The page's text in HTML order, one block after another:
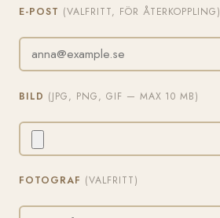
E-POST (VALFRITT, FÖR ÅTERKOPPLING)
BILD (JPG, PNG, GIF — MAX 10 MB)
FOTOGRAF (VALFRITT)